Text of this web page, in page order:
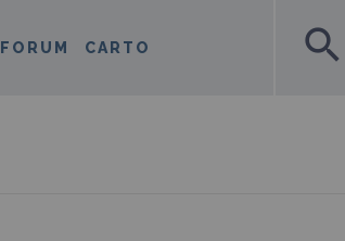
FORUM CARTO search